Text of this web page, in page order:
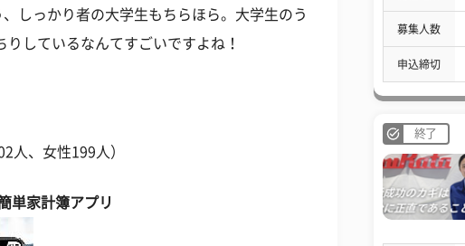
しっかり者の大学生もちらほら。大学生のう
しているなんてすごいですよね！
人、女性199人）
単家計簿アプリ
募集人数
申込締切
終了